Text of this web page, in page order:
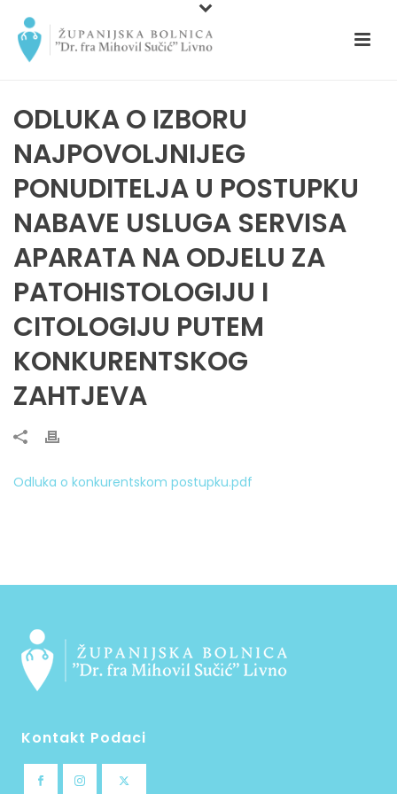
ODLUKA O IZBORU
NAJPOVOLJNIJEG
PONUDITELJA U POSTUPKU
NABAVE USLUGA SERVISA
APARATA NA ODJELU ZA
PATOHISTOLOGIJU I
CITOLOGIJU PUTEM
KONKURENTSKOG
ZAHTJEVA
Odluka o konkurentskom postupku.pdf
Kontakt Podaci